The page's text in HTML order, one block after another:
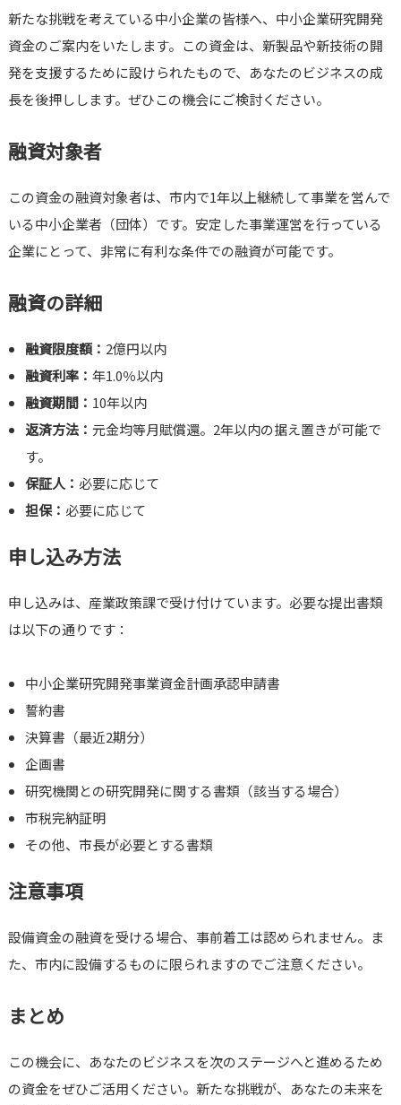
新たな挑戦を考えている中小企業の皆様へ、中小企業研究開発
資金のご案内をいたします。この資金は、新製品や新技術の開
発を支援するために設けられたもので、あなたのビジネスの成
長を後押しします。ぜひこの機会にご検討ください。
融資対象者
この資金の融資対象者は、市内で1年以上継続して事業を営んで
いる中小企業者（団体）です。安定した事業運営を行っている
企業にとって、非常に有利な条件での融資が可能です。
融資の詳細
融資限度額： 2億円以内
融資利率：年1.0％以内
融資期間： 10年以内
返済方法： 元金均等月賦償還。2年以内の据え置きが可能で
す。
保証人： 必要に応じて
担保： 必要に応じて
申し込み方法
申し込みは、産業政策課で受け付けています。必要な提出書類
は以下の通りです：
中小企業研究開発事業資金計画承認申請書
誓約書
決算書（最近2期分）
企画書
研究機関との研究開発に関する書類（該当する場合）
市税完納証明
その他、市長が必要とする書類
注意事項
設備資金の融資を受ける場合、事前着工は認められません。ま
た、市内に設備するものに限られますのでご注意ください。
まとめ
この機会に、あなたのビジネスを次のステージへと進めるため
の資金をぜひご活用ください。新たな挑戦が、あなたの未来を